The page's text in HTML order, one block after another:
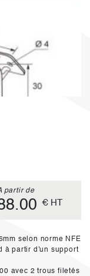
partir de
€ HT
selon norme NFE
à partir d'un support
avec 2 trous filetés